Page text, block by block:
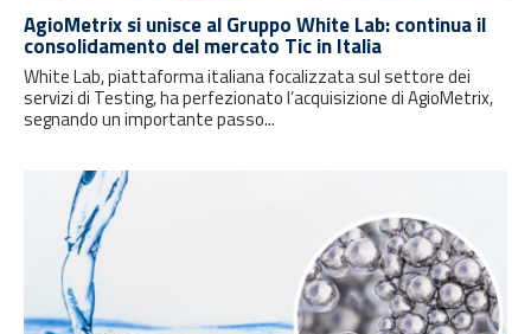
AgioMetrix si unisce al Gruppo White Lab: continua il
consolidamento del mercato Tic in Italia
White Lab, piattaforma italiana focalizzata sul settore dei
servizi di Testing, ha perfezionato l’acquisizione di AgioMetrix,
segnando un importante passo...